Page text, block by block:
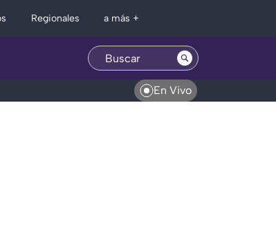
Regionales a más +
En Vivo